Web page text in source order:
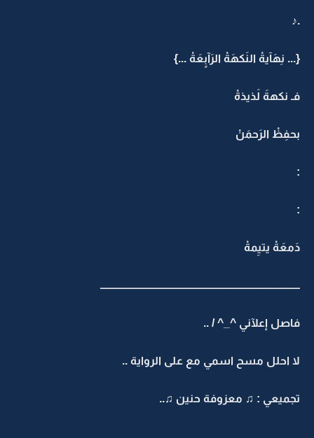
.♪
{... نِهَآيةْ النَكهَةْ الرَآبٍعَةْ ...}
فـ نكهةَ لَذيذةْ
بحفِظْ الرَحمَنْ
:
:
دَمعَةْ يتيِمةْ
ـــــــــــــــــــــــــــــــــــــــــــــــــــــــــــــــــــــــــــــــــــــــــــــــ
فاصل إعلآني ^_^ / ..
لا احلل مسح اسمي مع على الرواية ..
تجميعي : ♫ معزوفة حنين ♫..